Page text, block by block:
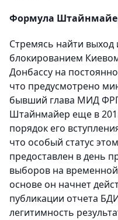
Формула
Стремясь найти выход
блокированием
Донбассу на
что предусмотрено
бывший глава МИД
Штайнмайер еще в
порядок его
что особый статус
предоставлен в день
выборов на
основе он начнет
публикации отчета
легитимность